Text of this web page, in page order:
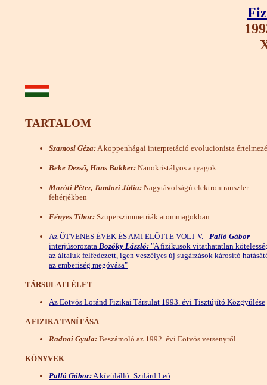
TARTALOM
Szamosi Géza: A koppenhágai interpretáció evolucionista
Beke Dezső, Hans Bakker: Nanokristályos anyagok
Maróti Péter, Tandori Júlia: Nagytávolságú elektrontranszfer
fehérjékben
Fényes Tibor: Szuperszimmetriák atommagokban
Az ÖTVENES ÉVEK ÉS AMI ELŐTTE VOLT V. - Palló Gábor
interjúsorozata Bozóky László: "A fizikusok vitathatatlan
az általuk felfedezett, igen veszélyes új sugárzások károsító
az emberiség megóvása"
TÁRSULATI ÉLET
Az Eötvös Loránd Fizikai Társulat 1993. évi Tisztújító Közgyűlése
A FIZIKA TANÍTÁSA
Radnai Gyula: Beszámoló az 1992. évi Eötvös versenyről
KÖNYVEK
Palló Gábor: A kívülálló: Szilárd Leó